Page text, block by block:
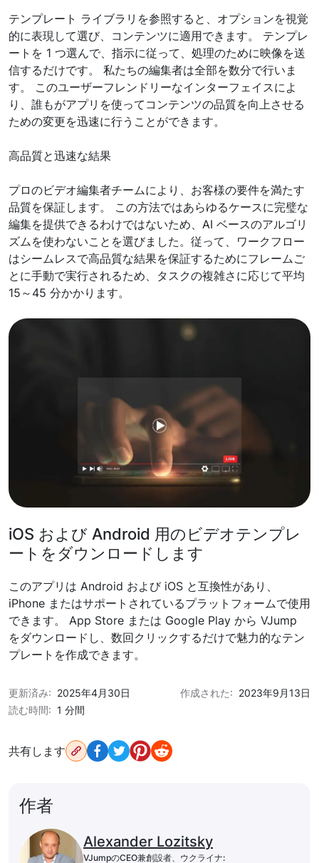
テンプレート ライブラリを参照すると、オプションを視覚
的に表現して選び、コンテンツに適用できます。 テンプレ
ートを 1 つ選んで、指示に従って、処理のために映像を送
信するだけです。 私たちの編集者は全部を数分で行いま
す。 このユーザーフレンドリーなインターフェイスによ
り、誰もがアプリを使ってコンテンツの品質を向上させる
ための変更を迅速に行うことができます。
高品質と迅速な結果
プロのビデオ編集者チームにより、お客様の要件を満たす
品質を保証します。 この方法ではあらゆるケースに完璧な
編集を提供できるわけではないため、AI ベースのアルゴリ
ズムを使わないことを選びました。従って、ワークフロー
はシームレスで高品質な結果を保証するためにフレームご
とに手動で実行されるため、タスクの複雑さに応じて平均
15～45 分かかります。
iOS および Android 用のビデオテンプレ
ートをダウンロードします
このアプリは Android および iOS と互換性があり、
iPhone またはサポートされているプラットフォームで使用
できます。 App Store または Google Play から VJump
をダウンロードし、数回クリックするだけで魅力的なテン
プレートを作成できます。
更新済み: 2025年4月30日 作成された: 2023年9月13日
読む時間: 1 分間
共有します
作者
Alexander Lozitsky
VJumpのCEO兼創設者、ウクライナ: